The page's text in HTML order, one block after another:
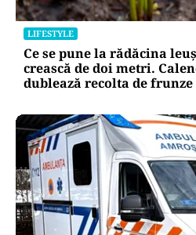
LIFESTYLE
Ce se pune la rădăcina
crească de doi metri.
dublează recolta de frunze